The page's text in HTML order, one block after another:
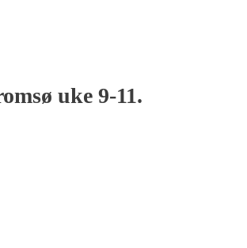
uke 9-11.